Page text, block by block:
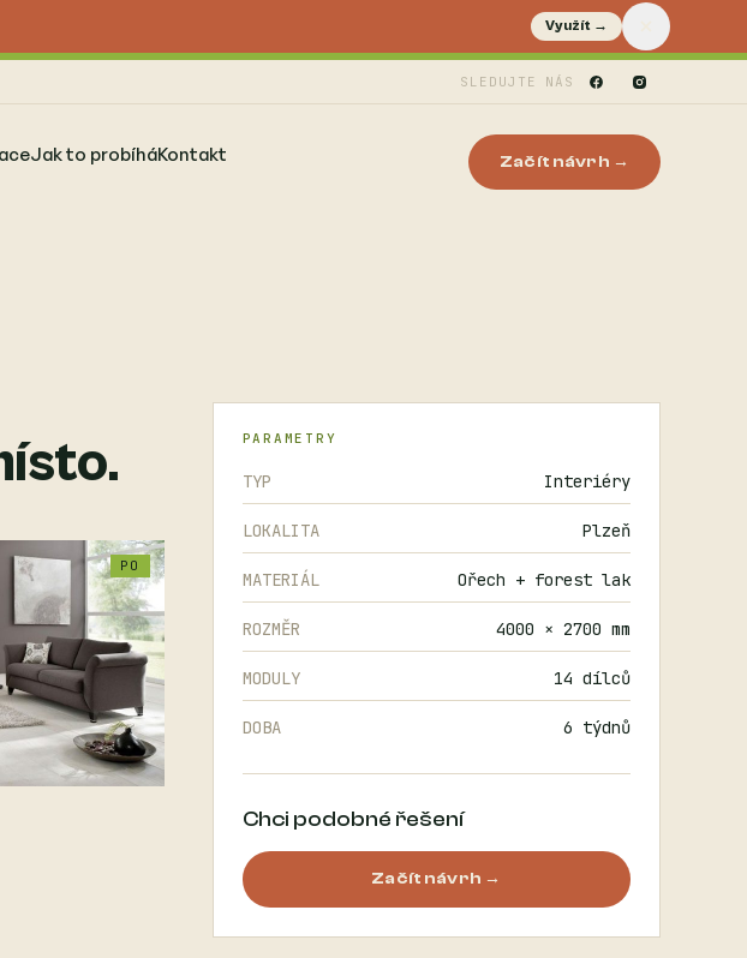
Využít →
SLEDUJTE NÁS
Jak to probíháKontakt Začít návrh →
PO
PARAMETRY
TYP Interiéry
LOKALITA Plzeň
MATERIÁL Ořech + forest lak
ROZMĚR 4000 × 2700 mm
MODULY 14 dílců
DOBA 6 týdnů
Chci podobné řešení
Začít návrh →